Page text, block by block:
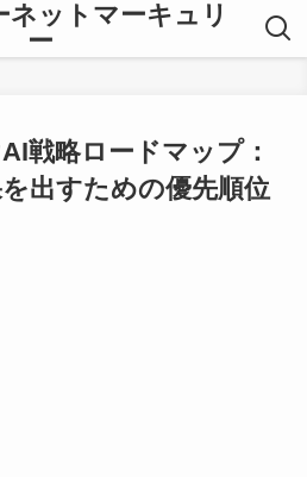
ネットマーキュリ
ー
戦略ロードマップ：
出すための優先順位